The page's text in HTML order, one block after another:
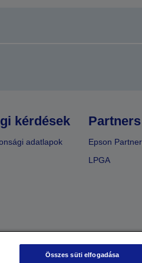
kérdések
adatlapok
Partners
Epson
LPGA
Összes süti elfogadása